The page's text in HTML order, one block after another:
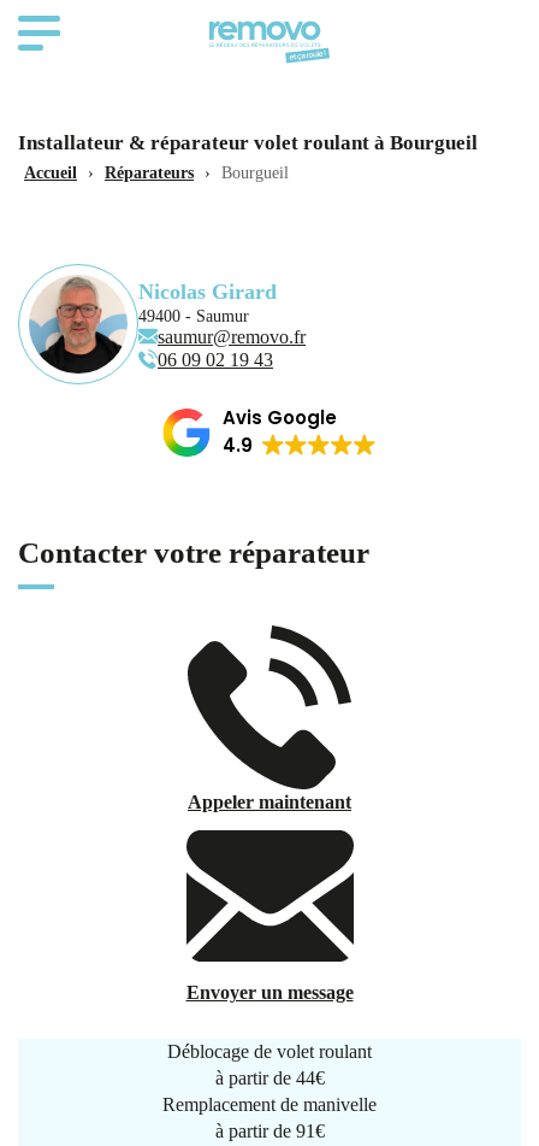
Installateur & réparateur volet roulant à Bourgueil
Accueil › Réparateurs › Bourgueil
Nicolas Girard
49400 - Saumur
saumur@removo.fr
06 09 02 19 43
Avis Google
4.9
Contacter votre réparateur
Appeler maintenant
Envoyer un message
Déblocage de volet roulant
à partir de 44€
Remplacement de manivelle
à partir de 91€